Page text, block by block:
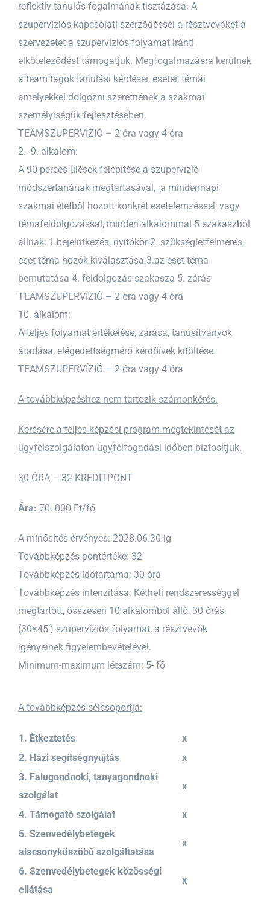
reflektív tanulás fogalmának tisztázása. A
szupervíziós kapcsolati szerződéssel a résztvevőket a
szervezetet a szupervíziós folyamat iránti
elköteleződést támogatjuk. Megfogalmazásra kerülnek
a team tagok tanulási kérdései, esetei, témái
amelyekkel dolgozni szeretnének a szakmai
személyiségük fejlesztésében.
TEAMSZUPERVÍZIÓ – 2 óra vagy 4 óra
2.- 9. alkalom:
A 90 perces ülések felépítése a szupervízió
módszertanának megtartásával, a mindennapi
szakmai életből hozott konkrét esetelemzéssel, vagy
témafeldolgozással, minden alkalommal 5 szakaszból
állnak: 1.bejelntkezés, nyitókör 2. szükségletfelmérés,
eset-téma hozók kiválasztása 3.az eset-téma
bemutatása 4. feldolgozás szakasza 5. zárás
TEAMSZUPERVÍZIÓ – 2 óra vagy 4 óra
10. alkalom:
A teljes folyamat értékelése, zárása, tanúsítványok
átadása, elégedettségmérő kérdőívek kitöltése.
TEAMSZUPERVÍZIÓ – 2 óra vagy 4 óra
A továbbképzéshez nem tartozik számonkérés.
Kérésére a teljes képzési program megtekintését az
ügyfélszolgálaton ügyfélfogadási időben biztosítjuk.
30 ÓRA – 32 KREDITPONT
Ára: 70. 000 Ft/fő
A minősítés érvényes: 2028.06.30-ig
Továbbképzés pontértéke: 32
Továbbképzés időtartama: 30 óra
Továbbképzés intenzitása: Kétheti rendszerességgel
megtartott, összesen 10 alkalomból álló, 30 órás
(30×45’) szupervíziós folyamat, a résztvevők
igényeinek figyelembevételével.
Minimum-maximum létszám: 5- fő
A továbbképzés célcsoportja:
1. Étkeztetés
x
2. Házi segítségnyújtás
x
3. Falugondnoki, tanyagondnoki
szolgálat
x
4. Támogató szolgálat
x
5. Szenvedélybetegek
alacsonyküszöbű szolgáltatása
x
6. Szenvedélybetegek közösségi
ellátása
x